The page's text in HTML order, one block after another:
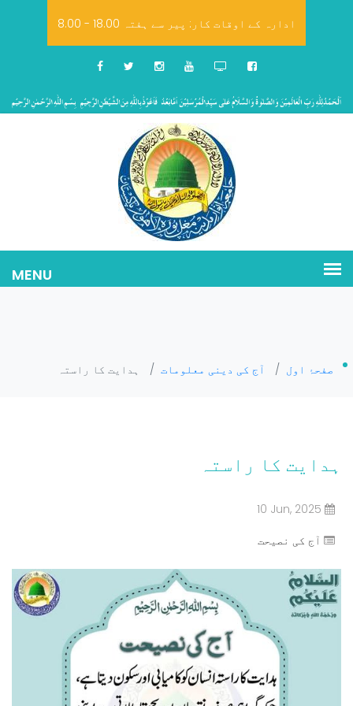
8.00 - 18.00 ادارہ کے اوقات کار: پیر سے ہفتہ
صفحۂ اول / آج کی دینی معلومات / ہدایت کا راستہ
ہدایت کا راستہ
10 Jun, 2025
آج کی نصیحت